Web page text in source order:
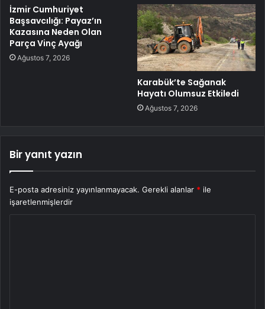
İzmir Cumhuriyet
Başsavcılığı: Payaz’ın
Kazasına Neden Olan
Parça Vinç Ayağı
Ağustos 7, 2026
Karabük’te Sağanak
Hayatı Olumsuz Etkiledi
Ağustos 7, 2026
Bir yanıt yazın
E-posta adresiniz yayınlanmayacak. Gerekli alanlar * ile
işaretlenmişlerdir